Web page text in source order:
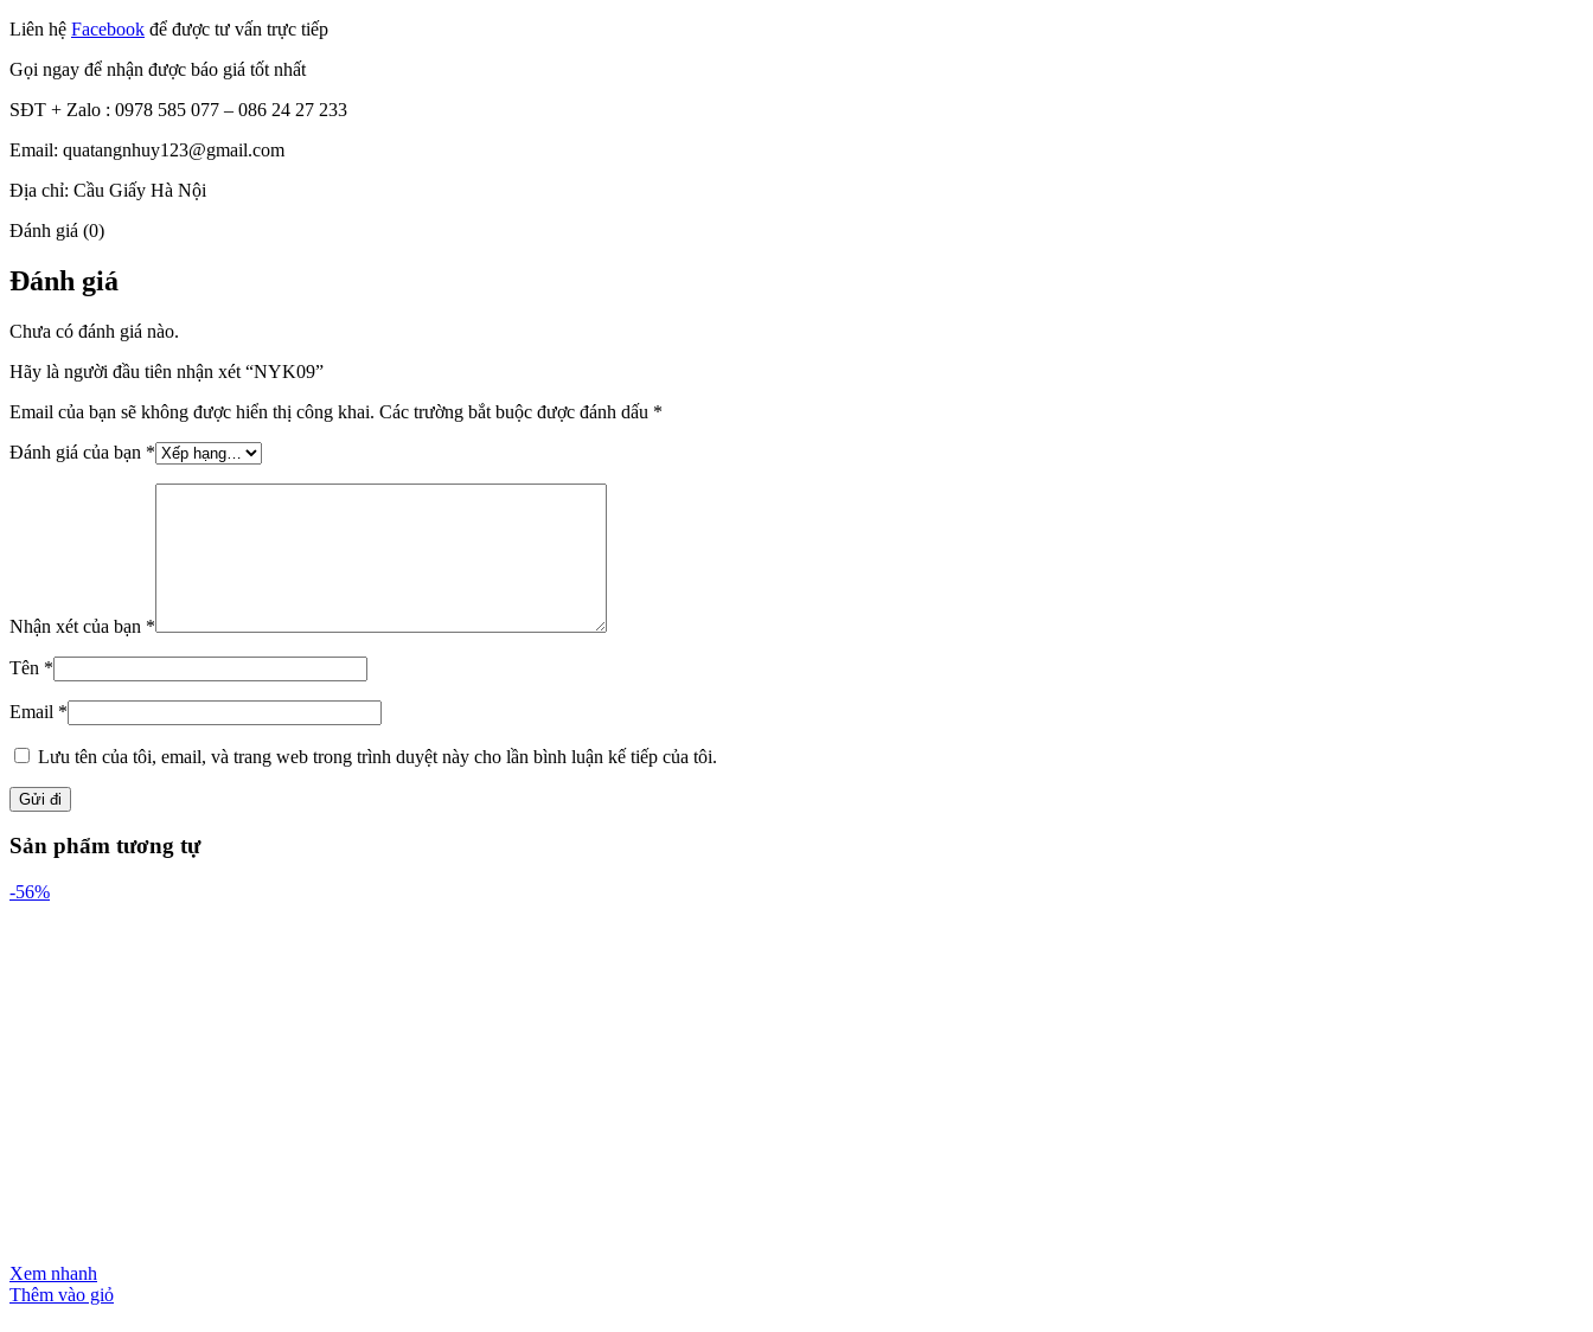
Liên hệ Facebook để được tư vấn trực tiếp
Gọi ngay để nhận được báo giá tốt nhất
SĐT + Zalo : 0978 585 077 – 086 24 27 233
Email: quatangnhuy123@gmail.com
Địa chỉ: Cầu Giấy Hà Nội
Đánh giá (0)
Đánh giá
Chưa có đánh giá nào.
Hãy là người đầu tiên nhận xét “NYK09”
Email của bạn sẽ không được hiển thị công khai. Các trường bắt buộc được đánh dấu *
Đánh giá của bạn *
Nhận xét của bạn *
Tên *
Email *
Lưu tên của tôi, email, và trang web trong trình duyệt này cho lần bình luận kế tiếp của tôi.
Sản phẩm tương tự
-56%
Xem nhanh
Thêm vào giỏ